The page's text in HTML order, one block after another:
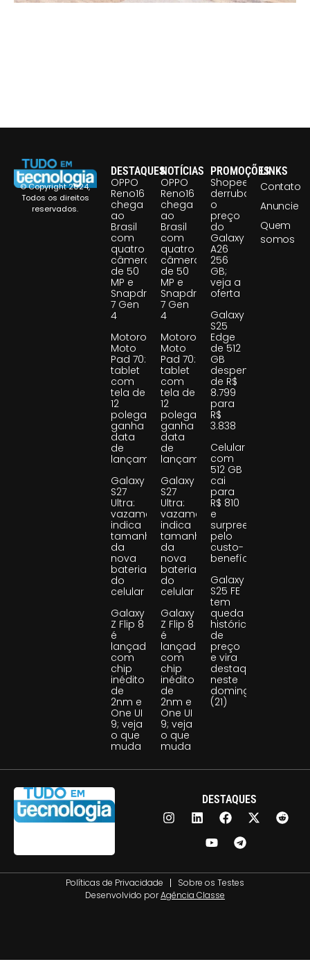
© Copyright 2024,
Todos os direitos
reservados.
DESTAQUES
OPPO
Reno16
chega
ao
Brasil
com
quatro
câmeras
de 50
MP e
Snapdragon
7 Gen
4
Motorola
Moto
Pad 70:
tablet
com
tela de
12
polegadas
ganha
data
de
lançamento
Galaxy
S27
Ultra:
vazamento
indica
tamanho
da
nova
bateria
do
celular
Galaxy
Z Flip 8
é
lançado
com
chip
inédito
de
2nm e
One UI
9; veja
o que
muda
NOTÍCIAS
OPPO
Reno16
chega
ao
Brasil
com
quatro
câmeras
de 50
MP e
Snapdragon
7 Gen
4
Motorola
Moto
Pad 70:
tablet
com
tela de
12
polegadas
ganha
data
de
lançamento
Galaxy
S27
Ultra:
vazamento
indica
tamanho
da
nova
bateria
do
celular
Galaxy
Z Flip 8
é
lançado
com
chip
inédito
de
2nm e
One UI
9; veja
o que
muda
PROMOÇÕES
Shopee
derruba
o
preço
do
Galaxy
A26
256
GB;
veja a
oferta
Galaxy
S25
Edge
de 512
GB
despenca
de R$
8.799
para
R$
3.838
Celular
com
512 GB
cai
para
R$ 810
e
surpreende
pelo
custo-
benefício
Galaxy
S25 FE
tem
queda
histórica
de
preço
e vira
destaque
neste
domingo
(21)
LINKS
Contato
Anuncie
Quem
somos
DESTAQUES
Políticas de Privacidade
Sobre os Testes
Desenvolvido porAgência Classe